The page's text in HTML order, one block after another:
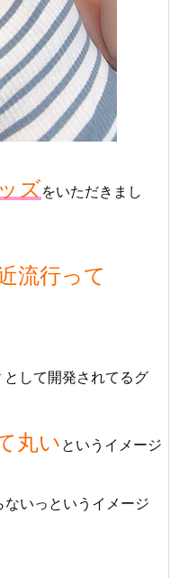
ズをいただきまし
流行って
として開発されてるグ
丸い というイメージ
いっというイメージ